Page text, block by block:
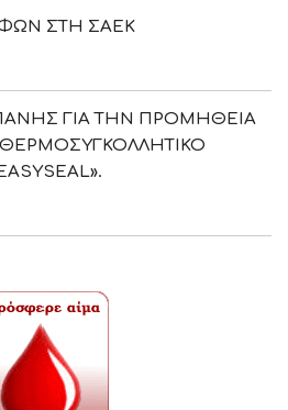
ΣΤΗ ΣΑΕΚ
ΓΙΑ ΤΗΝ ΠΡΟΜΗΘΕΙΑ
ΘΕΡΜΟΣΥΓΚΟΛΛΗΤΙΚΟ